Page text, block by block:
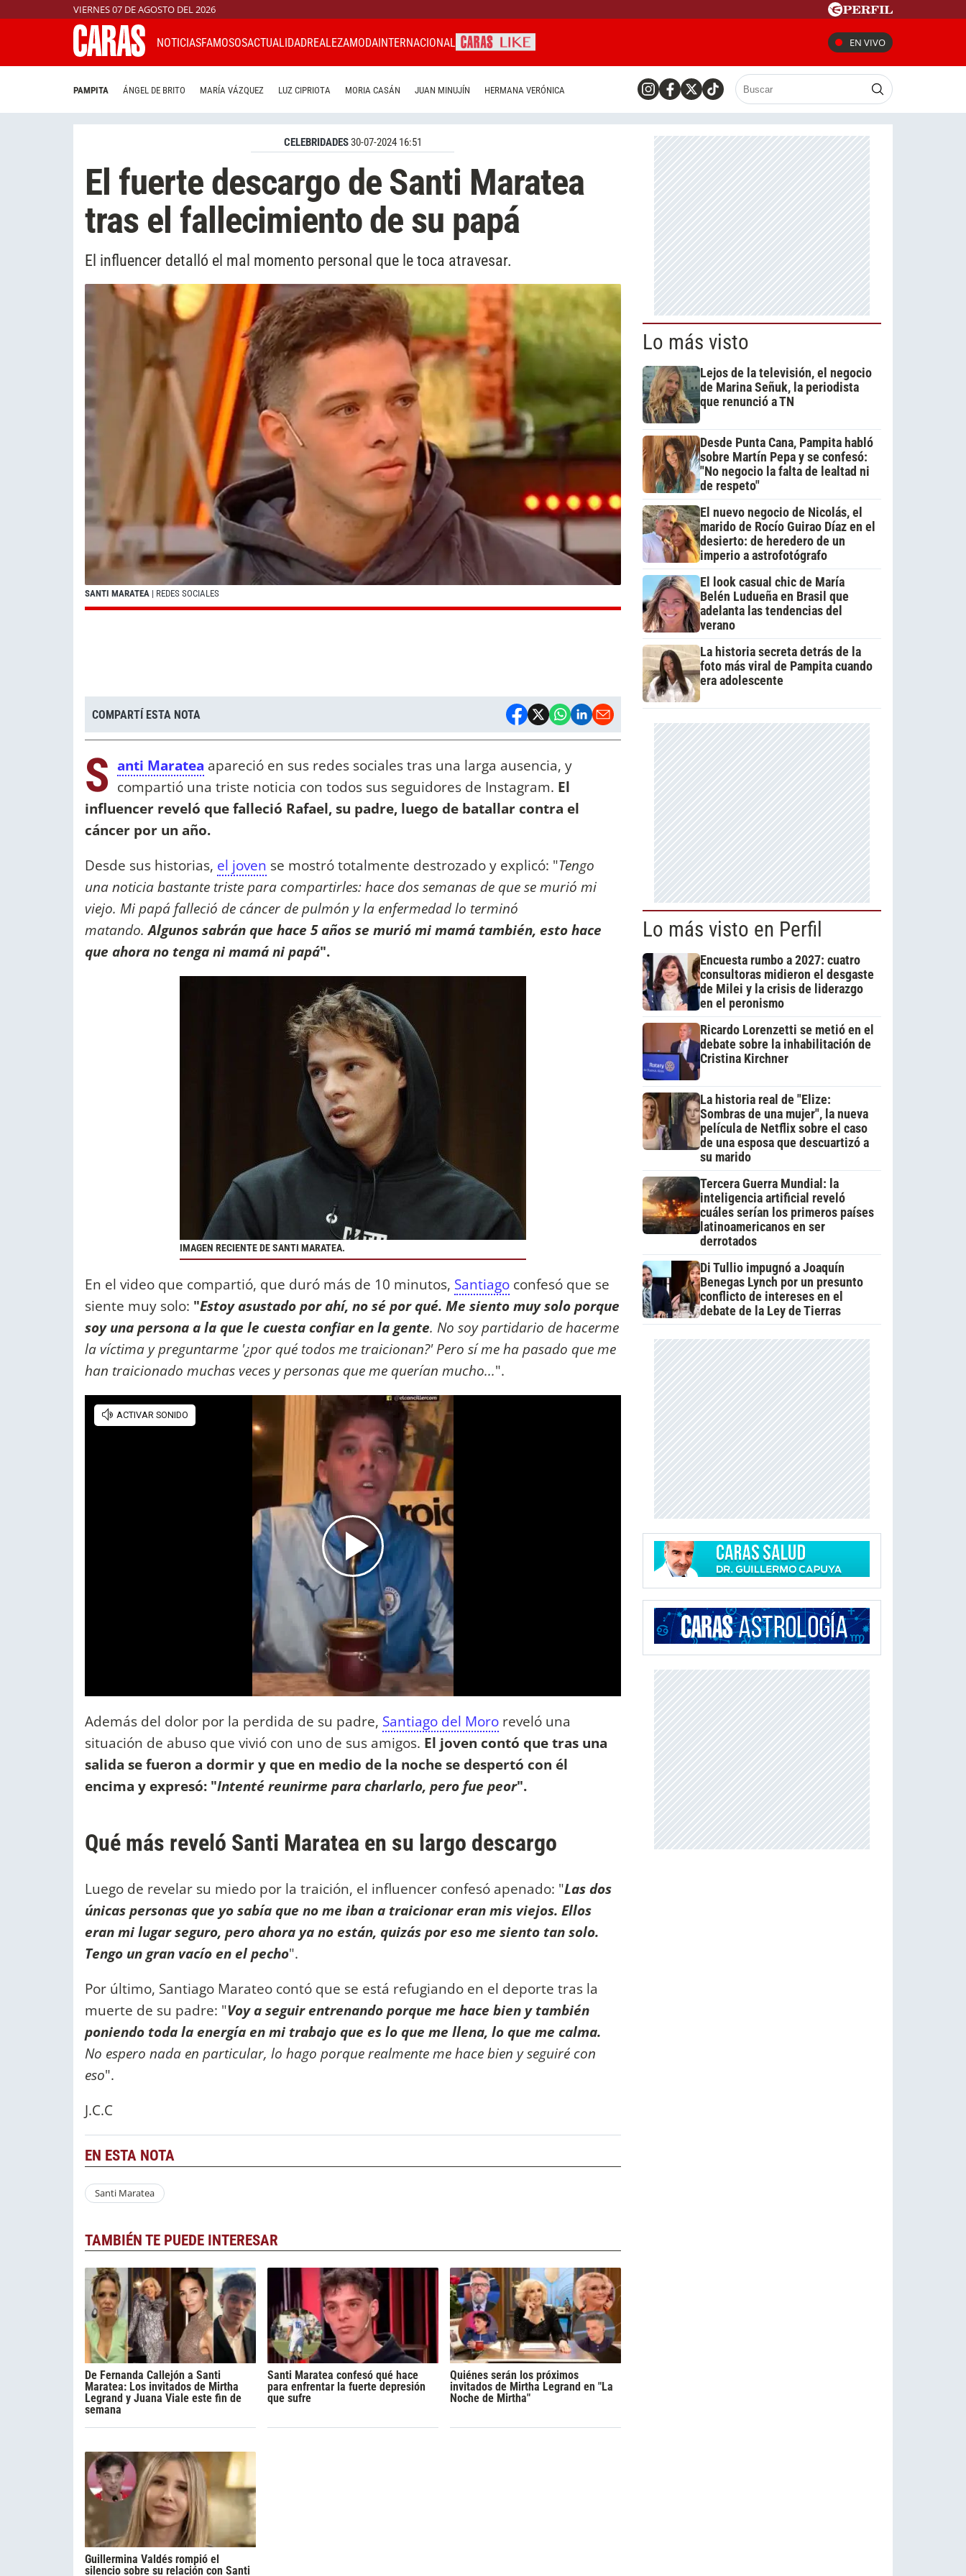
VIERNES 07 DE AGOSTO DEL 2026
NOTICIASFAMOSOSACTUALIDADREALEZAMODAINTERNACIONAL EN VIVO
PAMPITA ÁNGEL DE BRITO MARÍA VÁZQUEZ LUZ CIPRIOTA MORIA CASÁN JUAN MINUJÍN HERMANA VERÓNICA
CELEBRIDADES30-07-2024 16:51
El fuerte descargo de Santi Maratea
tras el fallecimiento de su papá
El influencer detalló el mal momento personal que le toca atravesar.
SANTI MARATEA | REDES SOCIALES
COMPARTÍ ESTA NOTA
S anti Maratea apareció en sus redes sociales tras una larga ausencia, y
compartió una triste noticia con todos sus seguidores de Instagram. El
influencer reveló que falleció Rafael, su padre, luego de batallar contra el
cáncer por un año.
Desde sus historias, el joven se mostró totalmente destrozado y explicó: "Tengo
una noticia bastante triste para compartirles: hace dos semanas de que se murió mi
viejo. Mi papá falleció de cáncer de pulmón y la enfermedad lo terminó
matando.Algunos sabrán que hace 5 años se murió mi mamá también, esto hace
que ahora no tenga ni mamá ni papá".
IMAGEN RECIENTE DE SANTI MARATEA.
En el video que compartió, que duró más de 10 minutos, Santiago confesó que se
siente muy solo: "Estoy asustado por ahí, no sé por qué. Me siento muy solo porque
soy una persona a la que le cuesta confiar en la gente. No soy partidario de hacerme
la víctima y preguntarme '¿por qué todos me traicionan?' Pero sí me ha pasado que me
han traicionado muchas veces y personas que me querían mucho...".
Además del dolor por la perdida de su padre, Santiago del Moro reveló una
situación de abuso que vivió con uno de sus amigos. El joven contó que tras una
salida se fueron a dormir y que en medio de la noche se despertó con él
encima y expresó: "Intenté reunirme para charlarlo, pero fue peor".
Qué más reveló Santi Maratea en su largo descargo
Luego de revelar su miedo por la traición, el influencer confesó apenado: "Las dos
únicas personas que yo sabía que no me iban a traicionar eran mis viejos. Ellos
eran mi lugar seguro, pero ahora ya no están, quizás por eso me siento tan solo.
Tengo un gran vacío en el pecho".
Por último, Santiago Marateo contó que se está refugiando en el deporte tras la
muerte de su padre: "Voy a seguir entrenando porque me hace bien y también
poniendo toda la energía en mi trabajo que es lo que me llena, lo que me calma.
No espero nada en particular, lo hago porque realmente me hace bien y seguiré con
eso".
J.C.C
EN ESTA NOTA
Santi Maratea
TAMBIÉN TE PUEDE INTERESAR
De Fernanda Callejón a Santi
Maratea: Los invitados de Mirtha
Legrand y Juana Viale este fin de
semana
Santi Maratea confesó qué hace
para enfrentar la fuerte depresión
que sufre
Quiénes serán los próximos
invitados de Mirtha Legrand en "La
Noche de Mirtha"
Guillermina Valdés rompió el
silencio sobre su relación con Santi
Lo más visto
Lejos de la televisión, el negocio
de Marina Señuk, la periodista
que renunció a TN
Desde Punta Cana, Pampita habló
sobre Martín Pepa y se confesó:
"No negocio la falta de lealtad ni
de respeto"
El nuevo negocio de Nicolás, el
marido de Rocío Guirao Díaz en el
desierto: de heredero de un
imperio a astrofotógrafo
El look casual chic de María
Belén Ludueña en Brasil que
adelanta las tendencias del
verano
La historia secreta detrás de la
foto más viral de Pampita cuando
era adolescente
Lo más visto en Perfil
Encuesta rumbo a 2027: cuatro
consultoras midieron el desgaste
de Milei y la crisis de liderazgo
en el peronismo
Ricardo Lorenzetti se metió en el
debate sobre la inhabilitación de
Cristina Kirchner
La historia real de "Elize:
Sombras de una mujer", la nueva
película de Netflix sobre el caso
de una esposa que descuartizó a
su marido
Tercera Guerra Mundial: la
inteligencia artificial reveló
cuáles serían los primeros países
latinoamericanos en ser
derrotados
Di Tullio impugnó a Joaquín
Benegas Lynch por un presunto
conflicto de intereses en el
debate de la Ley de Tierras